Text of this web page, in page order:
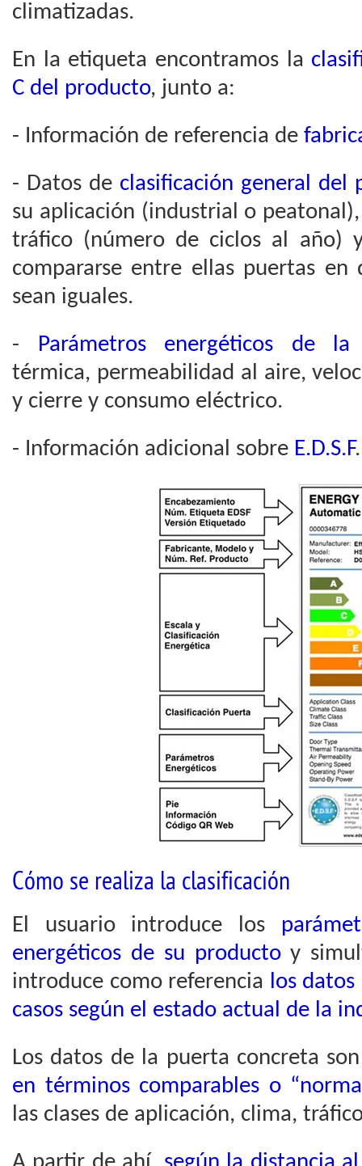
climatizadas.
En la etiqueta encontramos la
C del producto, junto a:
- Información de referencia de
- Datos de clasificación general del
su aplicación (industrial o
tráfico (número de ciclos al año)
compararse entre ellas puertas en
sean iguales.
- Parámetros energéticos de la
térmica, permeabilidad al aire,
y cierre y consumo eléctrico.
- Información adicional sobre E.D.S.F
Cómo se realiza la clasificación
El usuario introduce los
energéticos de su productoy
introduce como referencia los datos
casos según el estado actual de la
Los datos de la puerta concreta
en términos comparables o
las clases de aplicación, clima,